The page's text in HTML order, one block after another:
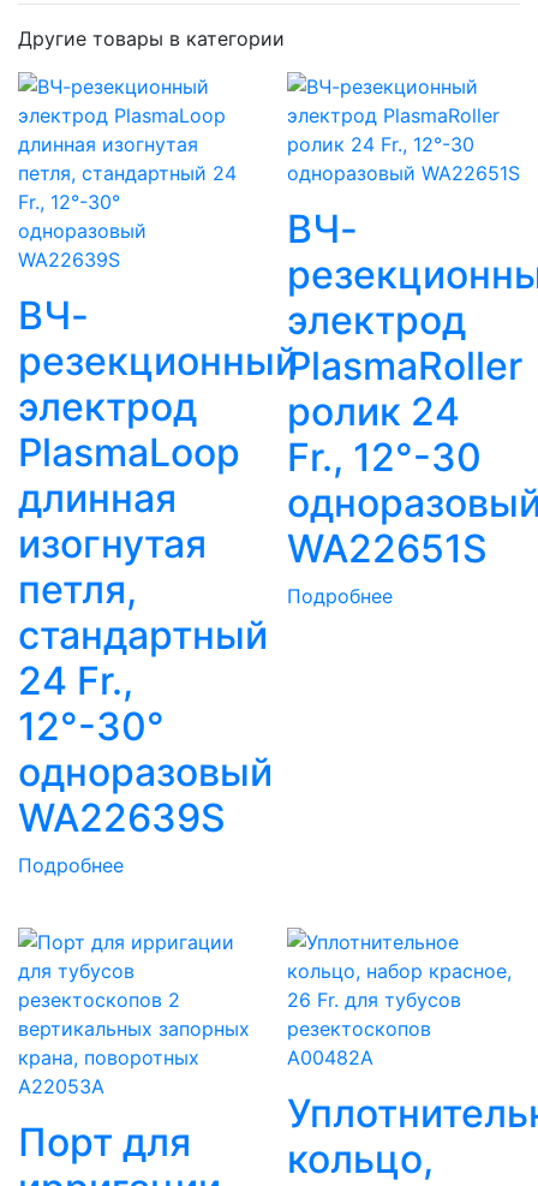
Другие товары в категории
ВЧ-
резекционный
электрод
PlasmaLoop
длинная
изогнутая
петля,
стандартный
24 Fr.,
12°-30°
одноразовый
WA22639S
Подробнее
ВЧ-
электрод
PlasmaRoller
ролик 24
Fr., 12°-30
WA22651S
Подробнее
Порт для
кольцо,